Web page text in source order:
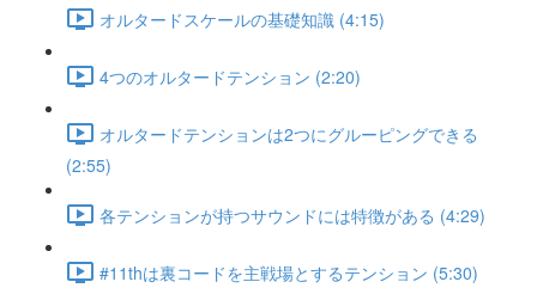
オルタードスケールの基礎知識 (4:15)
4つのオルタードテンション (2:20)
オルタードテンションは2つにグルーピングできる
(2:55)
各テンションが持つサウンドには特徴がある (4:29)
#11thは裏コードを主戦場とするテンション (5:30)